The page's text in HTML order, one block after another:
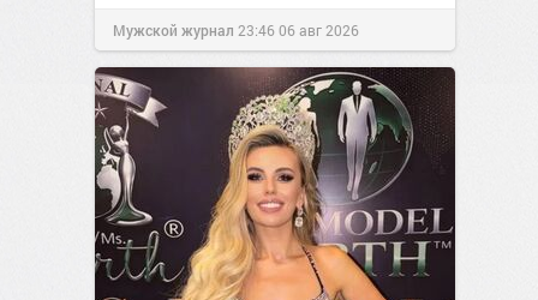
Мужской журнал 23:4606 авг 2026